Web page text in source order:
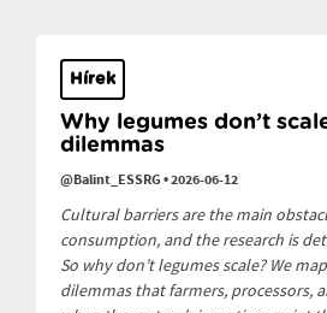
Hírek
Why legumes don’t
dilemmas
@Balint_ESSRG•2026-06-12
Cultural barriers are the main
consumption, and the research is
So why don’t legumes scale? We
dilemmas that farmers, processors,